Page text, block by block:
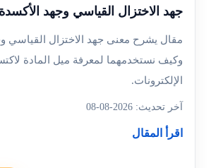
جهد الاختزال القياسي وجهد الأكسدة
مقال يشرح معنى جهد الاختزال القياسي
وكيف نستخدمهما لمعرفة ميل المادة
الإلكترونات.
آخر تحديث: 2026-08-08
اقرأ المقال